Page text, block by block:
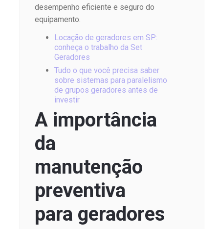
desempenho eficiente e seguro do
equipamento.
Locação de geradores em SP:
conheça o trabalho da Set
Geradores
Tudo o que você precisa saber
sobre sistemas para paralelismo
de grupos geradores antes de
investir
A importância
da
manutenção
preventiva
para geradores